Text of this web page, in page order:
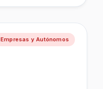
Empresas y Autónomos